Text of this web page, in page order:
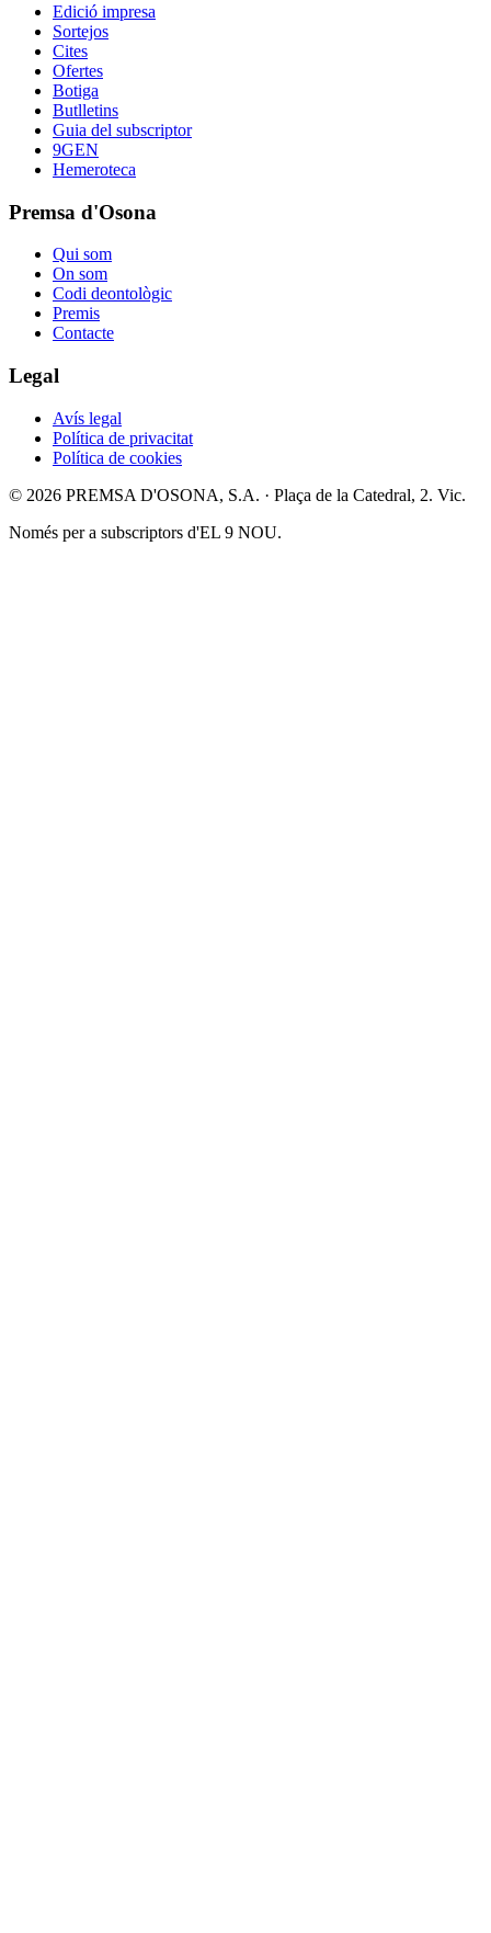
Edició impresa
Sortejos
Cites
Ofertes
Botiga
Butlletins
Guia del subscriptor
9GEN
Hemeroteca
Premsa d'Osona
Qui som
On som
Codi deontològic
Premis
Contacte
Legal
Avís legal
Política de privacitat
Política de cookies
© 2026 PREMSA D'OSONA, S.A. · Plaça de la Catedral, 2. Vic.
Només per a subscriptors d'EL 9 NOU.